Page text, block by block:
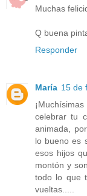
Muchas
Q buena
Responder
María 15 de
celebrar tu
animada,
lo bueno es
esos hijos
montón y
todo lo que
vueltas.....